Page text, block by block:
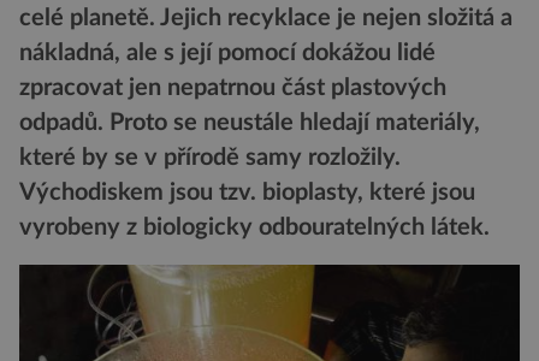
celé planetě. Jejich recyklace je nejen složitá a
nákladná, ale s její pomocí dokážou lidé
zpracovat jen nepatrnou část plastových
odpadů. Proto se neustále hledají materiály,
které by se v přírodě samy rozložily.
Východiskem jsou tzv. bioplasty, které jsou
vyrobeny z biologicky odbouratelných látek.